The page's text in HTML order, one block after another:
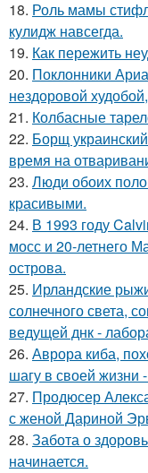
18. Роль мамы
кулидж навсегда.
19. Как пережить
20. Поклонники
нездоровой
21. Колбасные
22. Борщ
время на
23. Люди обоих
красивыми.
24. В 1993 году
мосс и 20-летнего
острова.
25. Ирландские
солнечного света,
ведущей днк -
26. Аврора киба,
шагу в своей жизни
27. Продюсер
с женой Дариной
28. Забота о
начинается.